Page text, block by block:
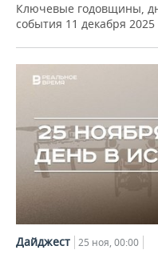
Ключевые годовщины,
события 11 декабря 2025
Дайджест 25 ноя, 00:00